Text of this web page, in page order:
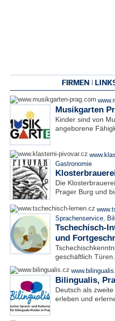
FIRMEN |
Musikgarten
Kinder sind von
angeborene
Gastronomie
Die
Prager Burg und
Sprachenservice,
Tschechisch-
und
geschäftlich
Bilingualis,
Deutsch als
erleben und